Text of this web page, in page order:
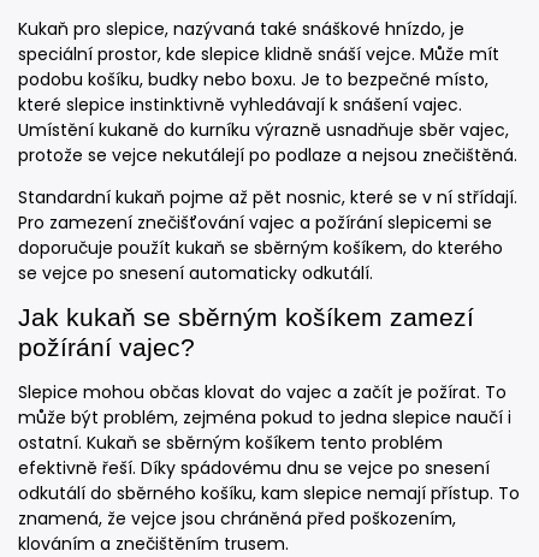
Kukaň pro slepice, nazývaná také snáškové hnízdo, je
speciální prostor, kde slepice klidně snáší vejce. Může mít
podobu košíku, budky nebo boxu. Je to bezpečné místo,
které slepice instinktivně vyhledávají k snášení vajec.
Umístění kukaně do kurníku výrazně usnadňuje sběr vajec,
protože se vejce nekutálejí po podlaze a nejsou znečištěná.
Standardní kukaň pojme až pět nosnic, které se v ní střídají.
Pro zamezení znečišťování vajec a požírání slepicemi se
doporučuje použít kukaň se sběrným košíkem, do kterého
se vejce po snesení automaticky odkutálí.
Jak kukaň se sběrným košíkem zamezí
požírání vajec?
Slepice mohou občas klovat do vajec a začít je požírat. To
může být problém, zejména pokud to jedna slepice naučí i
ostatní. Kukaň se sběrným košíkem tento problém
efektivně řeší. Díky spádovému dnu se vejce po snesení
odkutálí do sběrného košíku, kam slepice nemají přístup. To
znamená, že vejce jsou chráněná před poškozením,
klováním a znečištěním trusem.